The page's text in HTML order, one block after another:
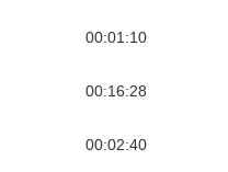
00:01:10
00:16:28
00:02:40